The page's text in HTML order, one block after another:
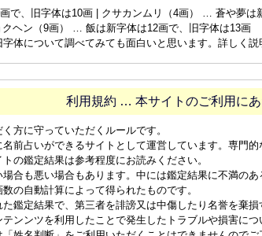
で、旧字体は10画 | クサカンムリ（4画） … 蒼や夢
ヘン（9画） … 飯は新字体は12画で、旧字体は13画
体について調べてみても面白いと思います。詳しく説
利用規約 … 本サイトのご利用にあ
方に守っていただくルールです。
名前占いができるサイトとして運営しています。専門
の鑑定結果は参考程度にお読みください。
合も悪い場合もあります。中には鑑定結果に不満の
の自動計算によって得られたものです。
鑑定結果で、第三者を誹謗又は中傷したり名誉を棄損
ンンツを利用したことで発生したトラブルや損害につ